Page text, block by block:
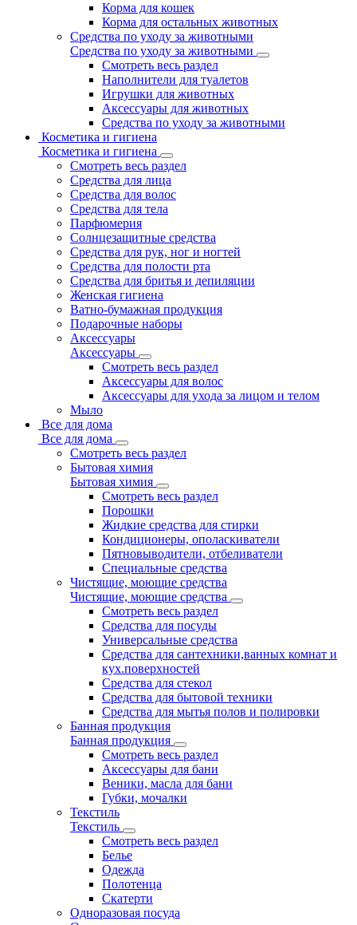
Корма для кошек
Корма для остальных животных
Средства по уходу за животными
Средства по уходу за животными
Смотреть весь раздел
Наполнители для туалетов
Игрушки для животных
Аксессуары для животных
Средства по уходу за животными
Косметика и гигиена
Косметика и гигиена
Смотреть весь раздел
Средства для лица
Средства для волос
Средства для тела
Парфюмерия
Солнцезащитные средства
Средства для рук, ног и ногтей
Средства для полости рта
Средства для бритья и депиляции
Женская гигиена
Ватно-бумажная продукция
Подарочные наборы
Аксессуары
Аксессуары
Смотреть весь раздел
Аксессуары для волос
Аксессуары для ухода за лицом и телом
Мыло
Все для дома
Все для дома
Смотреть весь раздел
Бытовая химия
Бытовая химия
Смотреть весь раздел
Порошки
Жидкие средства для стирки
Кондиционеры, ополаскиватели
Пятновыводители, отбеливатели
Специальные средства
Чистящие, моющие средства
Чистящие, моющие средства
Смотреть весь раздел
Средства для посуды
Универсальные средства
Средства для сантехники,ванных комнат и
кух.поверхностей
Средства для стекол
Средства для бытовой техники
Средства для мытья полов и полировки
Банная продукция
Банная продукция
Смотреть весь раздел
Аксессуары для бани
Веники, масла для бани
Губки, мочалки
Текстиль
Текстиль
Смотреть весь раздел
Белье
Одежда
Полотенца
Скатерти
Одноразовая посуда